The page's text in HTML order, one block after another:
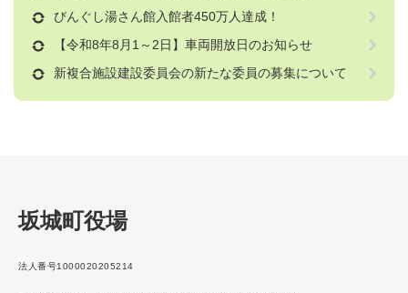
びんぐし湯さん館入館者450万人達成！
【令和8年8月1～2日】車両開放日のお知らせ
新複合施設建設委員会の新たな委員の募集について
坂城町役場
法人番号1000020205214